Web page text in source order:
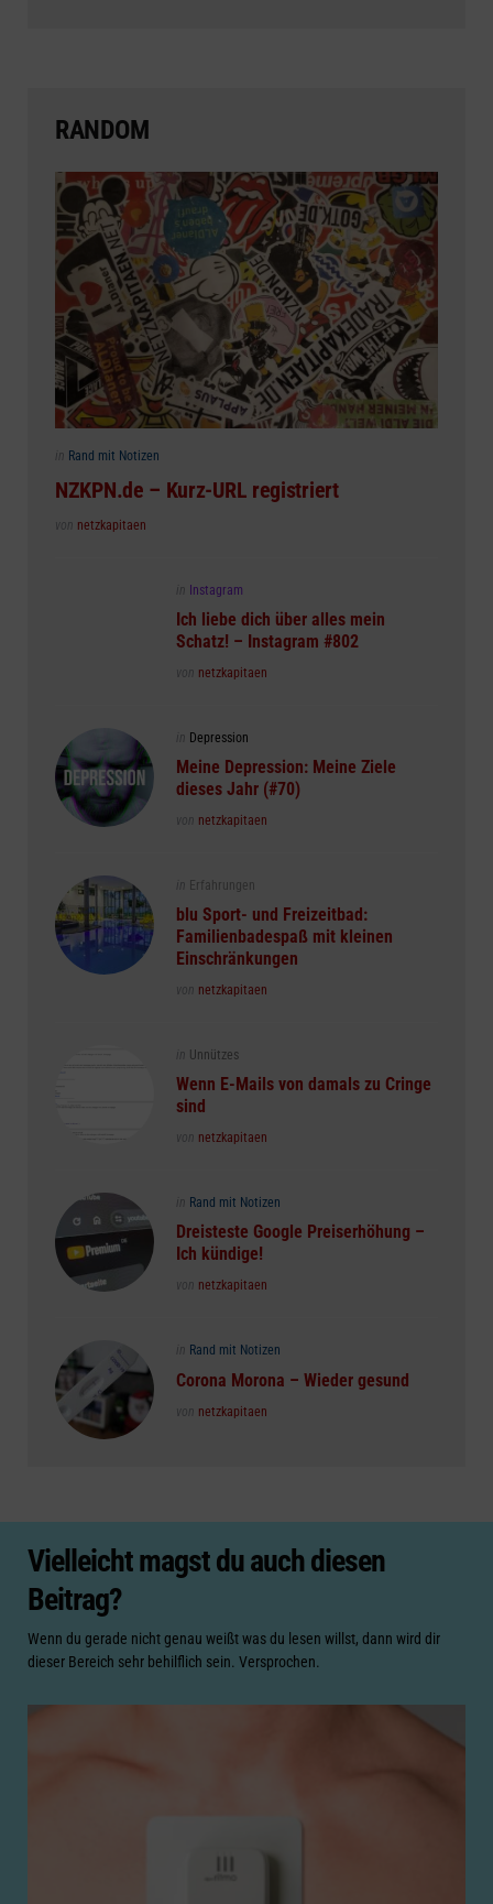
RANDOM
Posted
in Rand mit Notizen
NZKPN.de – Kurz-URL registriert
Posted
von netzkapitaen
Posted
in Instagram
Ich liebe dich über alles mein
Schatz! – Instagram #802
Posted
von netzkapitaen
Posted
in Depression
Meine Depression: Meine Ziele
dieses Jahr (#70)
Posted
von netzkapitaen
Posted
in Erfahrungen
blu Sport- und Freizeitbad:
Familienbadespaß mit kleinen
Einschränkungen
Posted
von netzkapitaen
Posted
in Unnützes
Wenn E-Mails von damals zu Cringe
sind
Posted
von netzkapitaen
Posted
in Rand mit Notizen
Dreisteste Google Preiserhöhung –
Ich kündige!
Posted
von netzkapitaen
Posted
in Rand mit Notizen
Corona Morona – Wieder gesund
Posted
von netzkapitaen
Vielleicht magst du auch diesen
Beitrag?
Wenn du gerade nicht genau weißt was du lesen willst, dann wird dir
dieser Bereich sehr behilflich sein. Versprochen.